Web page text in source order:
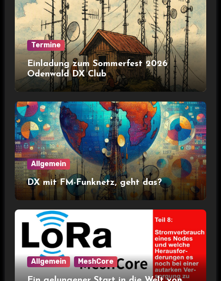
Termine
Einladung zum Sommerfest 2026
Odenwald DX Club
Allgemein
DX mit FM-Funknetz, geht das?
Allgemein MeshCore